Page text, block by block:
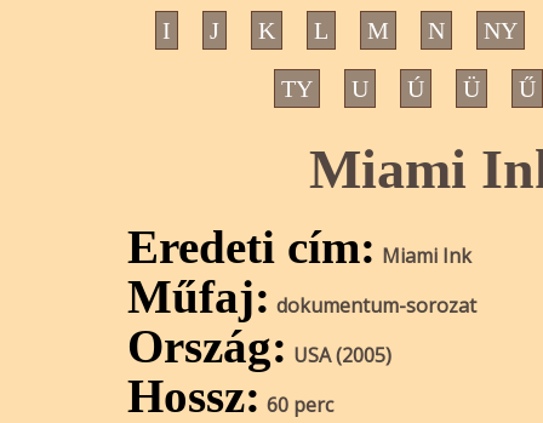
I J K L M N NY
TY U Ú Ü Ű
Miami
Eredeti cím: Miami Ink
Műfaj: dokumentum-sorozat
Ország: USA (2005)
Hossz: 60 perc